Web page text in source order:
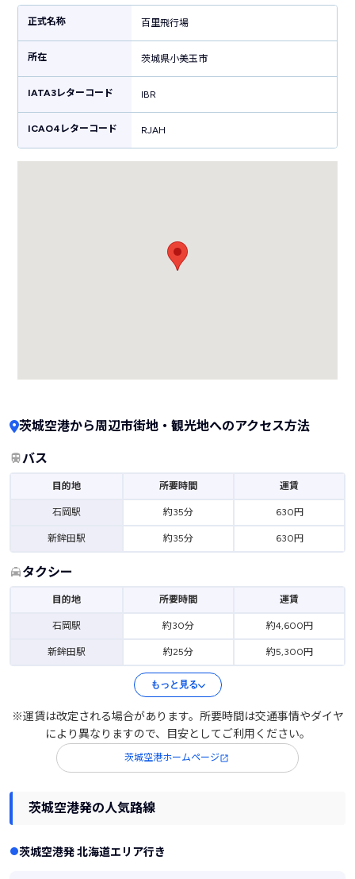
セス手段となっており、現在は「札幌・神戸・福岡・那覇・宮古」行き
（スカイマーク）の国内線定期便と「台北・上海・西安」への国際線が就
航しています。茨城空港は東京都心から比較して多少離れていることで混
雑しづらい特徴があるため、首都圏周辺におけるさまざまな航空需要のサ
ポートを担う空港として活躍しています。
正式名称 百里飛行場
所在 茨城県小美玉市
IATA3レターコード IBR
ICAO4レターコード RJAH
茨城空港から周辺市街地・観光地へのアクセス方法
バス
目的地 所要時間 運賃
石岡駅 約35分 630円
新鉾田駅 約35分 630円
タクシー
目的地 所要時間 運賃
石岡駅 約30分 約4,600円
新鉾田駅 約25分 約5,300円
もっと見る
※運賃は改定される場合があります。所要時間は交通事情やダイヤ
により異なりますので、目安としてご利用ください。
茨城空港ホームページ
茨城空港発の人気路線
茨城空港発 北海道エリア行き